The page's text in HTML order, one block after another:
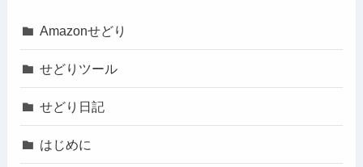
Amazonせどり
せどりツール
せどり日記
はじめに